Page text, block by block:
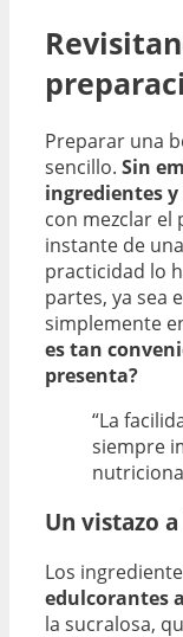
Preparar una
sencillo. Sin
ingredientes
con mezclar el
instante de
practicidad lo
partes, ya sea
simplemente
es tan
presenta?
“La
siempre
Un vistazo
Los
edulcorantes
la sucralosa,